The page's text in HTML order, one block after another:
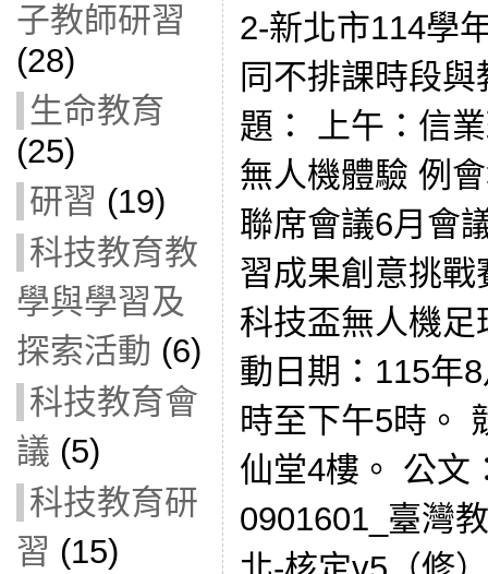
子教師研習
(28)
生命教育
(25)
研習 (19)
科技教育教
學與學習及
探索活動 (6)
科技教育會
議 (5)
科技教育研
習 (15)
2-新北市114學
同不排課時段
題： 上午：信
無人機體驗 例
聯席會議6月會
習成果創意挑
科技盃無人機
動日期：115年
時至下午5時。
仙堂4樓。 公文
0901601_臺灣